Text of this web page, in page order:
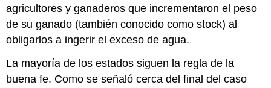
agricultores y ganaderos que incrementaron el peso
de su ganado (también conocido como stock) al
obligarlos a ingerir el exceso de agua.
La mayoría de los estados siguen la regla de la
buena fe. Como se señaló cerca del final del caso